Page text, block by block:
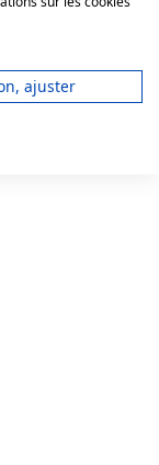
ajuster